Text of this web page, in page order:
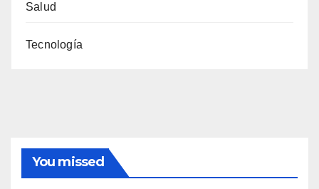
Salud
Tecnología
You missed